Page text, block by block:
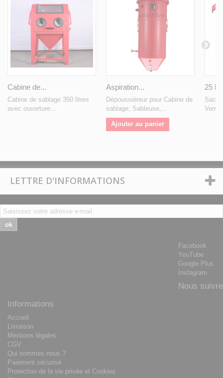
Cabine de...
Cabine de sablage 350 litres
avec ouverture...
Aspiration...
Dépoussiéreur pour Cabine de
sablage, Sableuse,...
Ajouter au panier
25
Sac
Verre
LETTRE D'INFORMATIONS
ok
Facebook
YouTube
Google Plus
Instagram
Nous suivre
Informations
Accueil
Livraison
Mentions légales
CGV
Qui sommes nous ?
Paiement sécurisé
Protection de la vie privée et Cookies